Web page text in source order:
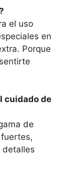
el uso
en
Porque
cuidado de
de
detalles